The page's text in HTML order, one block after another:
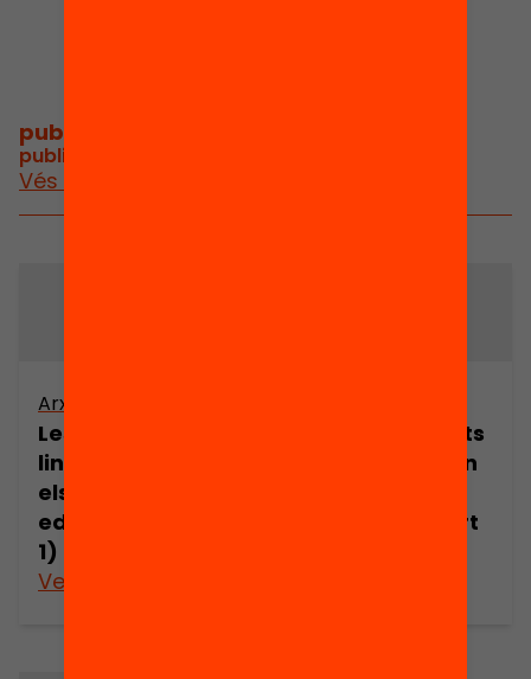
publicacions i vídeos
publicacions i vídeos relacionats
Vés a publicacions i vídeos
Arxiu
Les desigualtats
lingüístiques en
els contextos
educatius (part
1)
Veure’n més
Les desigualtats
lingüístiques en
educatius (part